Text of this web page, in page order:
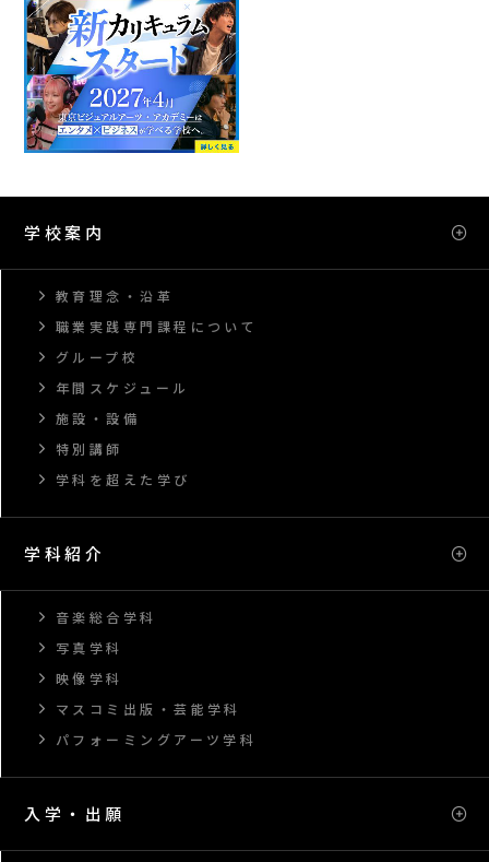
学校案内
教育理念・沿革
職業実践専門課程について
グループ校
年間スケジュール
施設・設備
特別講師
学科を超えた学び
学科紹介
音楽総合学科
写真学科
映像学科
マスコミ出版・芸能学科
パフォーミングアーツ学科
入学・出願